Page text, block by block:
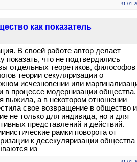
как показатель
В своей работе автор делает
показать, что не подтвердились
отдельных теоретиков, философов
теории секуляризации о
исчезновении или
в процессе модернизации общества.
выжила, а в некотором отношении
свое возвращение в общество и
не только для индивида, но и для
представлений и действий.
рамки поворота от
к десекуляризации общества
из